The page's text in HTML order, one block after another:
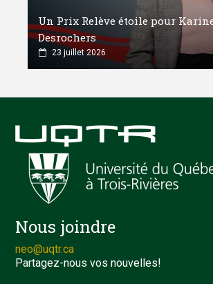
Un Prix Relève étoile pour
Desrochers
23 juillet 2026
Nous joindre
neo@uqtr.ca
Partagez-nous vos nouvelles!